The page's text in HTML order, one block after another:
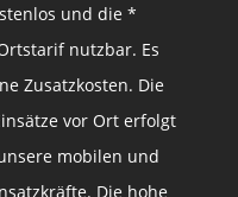
und die *
nutzbar. Es
Zusatzkosten. Die
vor Ort erfolgt
mobilen und
Die hohe